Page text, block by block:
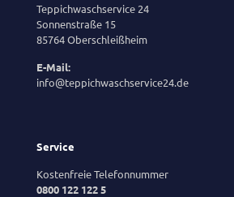
Teppichwaschservice 24
Sonnenstraße 15
85764 Oberschleißheim
E-Mail:
info@teppichwaschservice24.de
Service
Kostenfreie Telefonnummer
0800 122 122 5